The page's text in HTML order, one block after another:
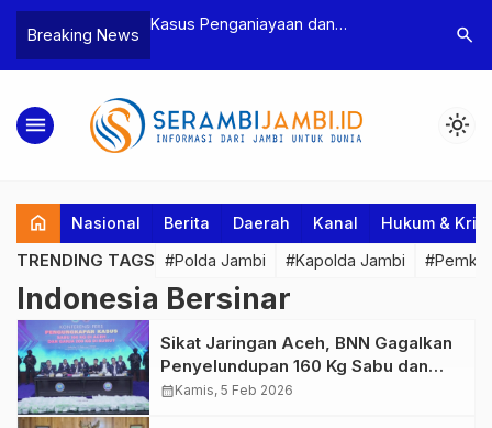
Breaking News
Bea Cukai
Pelaku beserta
dan 146 Gram
Kasus Penganiayaan dan
Tebo Tetapkan Dua Tersangka
Polres
Dua
search
menu light_mode
home Nasional Berita Daerah Kanal Hukum &
TRENDING TAGS #Polda Jambi #Kapolda Jambi
Indonesia Bersinar
Sikat Jaringan Aceh, BNN Gagalkan
Penyelundupan 160 Kg Sabu dan
200 Kg Ganja
calendar_monthKamis, 5 Feb 2026